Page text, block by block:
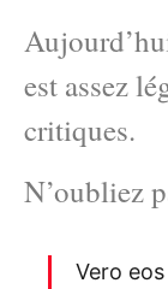
est assez
critiques.
N’oubliez
Vero